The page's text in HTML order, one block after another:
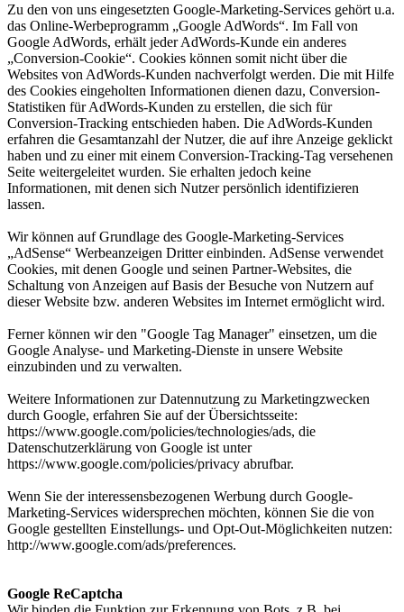
Zu den von uns eingesetzten Google-Marketing-Services gehört u.a.
das Online-Werbeprogramm „Google AdWords“. Im Fall von
Google AdWords, erhält jeder AdWords-Kunde ein anderes
„Conversion-Cookie“. Cookies können somit nicht über die
Websites von AdWords-Kunden nachverfolgt werden. Die mit Hilfe
des Cookies eingeholten Informationen dienen dazu, Conversion-
Statistiken für AdWords-Kunden zu erstellen, die sich für
Conversion-Tracking entschieden haben. Die AdWords-Kunden
erfahren die Gesamtanzahl der Nutzer, die auf ihre Anzeige geklickt
haben und zu einer mit einem Conversion-Tracking-Tag versehenen
Seite weitergeleitet wurden. Sie erhalten jedoch keine
Informationen, mit denen sich Nutzer persönlich identifizieren
lassen.
Wir können auf Grundlage des Google-Marketing-Services
„AdSense“ Werbeanzeigen Dritter einbinden. AdSense verwendet
Cookies, mit denen Google und seinen Partner-Websites, die
Schaltung von Anzeigen auf Basis der Besuche von Nutzern auf
dieser Website bzw. anderen Websites im Internet ermöglicht wird.
Ferner können wir den "Google Tag Manager" einsetzen, um die
Google Analyse- und Marketing-Dienste in unsere Website
einzubinden und zu verwalten.
Weitere Informationen zur Datennutzung zu Marketingzwecken
durch Google, erfahren Sie auf der Übersichtsseite:
https://www.google.com/policies/technologies/ads, die
Datenschutzerklärung von Google ist unter
https://www.google.com/policies/privacy abrufbar.
Wenn Sie der interessensbezogenen Werbung durch Google-
Marketing-Services widersprechen möchten, können Sie die von
Google gestellten Einstellungs- und Opt-Out-Möglichkeiten nutzen:
http://www.google.com/ads/preferences.
Google ReCaptcha